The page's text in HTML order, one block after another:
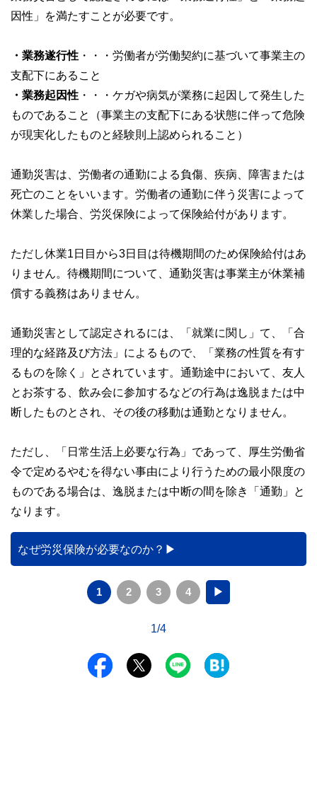
因性」を満たすことが必要です。
・業務遂行性 ・・・労働者が労働契約に基づいて事業主の
支配下にあること
・業務起因性 ・・・ケガや病気が業務に起因して発生した
ものであること（事業主の支配下にある状態に伴って危険
が現実化したものと経験則上認められること）
通勤災害は、労働者の通勤による負傷、疾病、障害または
死亡のことをいいます。労働者の通勤に伴う災害によって
休業した場合、労災保険によって保険給付があります。
ただし休業1日目から3日目は待機期間のため保険給付はあ
りません。待機期間について、通勤災害は事業主が休業補
償する義務はありません。
通勤災害として認定されるには、「就業に関し」て、「合
理的な経路及び方法」によるもので、「業務の性質を有す
るものを除く」とされています。通勤途中において、友人
とお茶する、飲み会に参加するなどの行為は逸脱または中
断したものとされ、その後の移動は通勤となりません。
ただし、「日常生活上必要な行為」であって、厚生労働省
令で定めるやむを得ない事由により行うための最小限度の
ものである場合は、逸脱または中断の間を除き「通勤」と
なります。
なぜ労災保険が必要なのか？
1 2 3 4 ▶
1/4